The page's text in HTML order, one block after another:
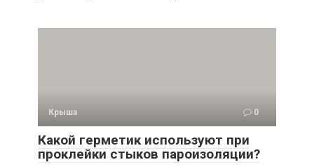
Крыша 0
Какой герметик используют при
проклейки стыков пароизоляции?